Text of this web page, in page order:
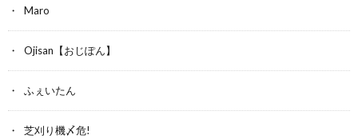
Maro
Ojisan【おじぽん】
ふぇいたん
芝刈り機〆危!